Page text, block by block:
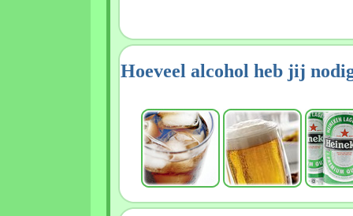
Hoeveel alcohol heb jij